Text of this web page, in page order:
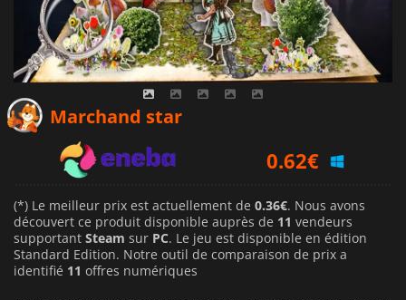
Marchand star
0.62€
0.55€
(*) Le meilleur prix est actuellement de 0.36€. Nous avons
découvert ce produit disponible auprès de 11 vendeurs
supportant Steam sur PC. Le jeu est disponible en édition
Standard Edition. Notre outil de comparaison de prix a
identifié 11 offres numériques